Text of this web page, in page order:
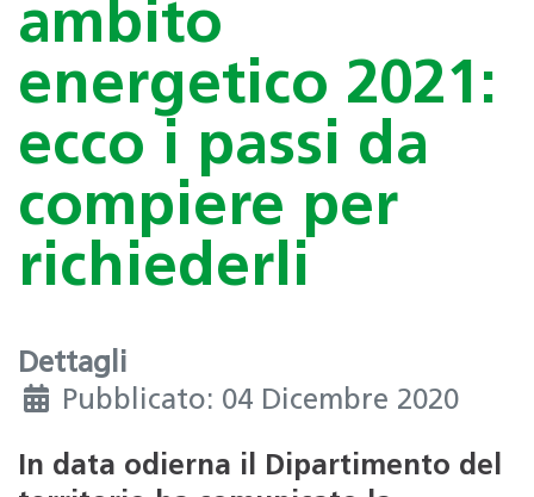
ambito
energetico 2021:
ecco i passi da
compiere per
richiederli
Dettagli
Pubblicato: 04 Dicembre 2020
In data odierna il Dipartimento del